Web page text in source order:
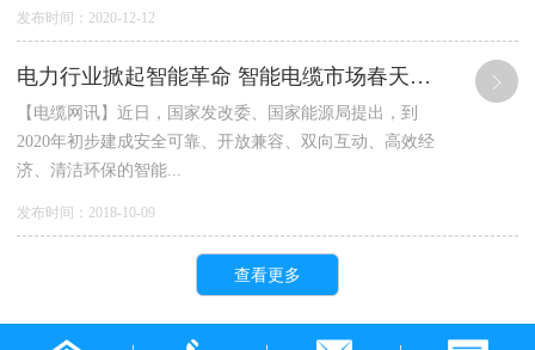
发布时间：2020-12-12
电力行业掀起智能革命 智能电缆市场春天来临
【电缆网讯】近日，国家发改委、国家能源局提出，到
2020年初步建成安全可靠、开放兼容、双向互动、高效经
济、清洁环保的智能...
发布时间：2018-10-09
查看更多